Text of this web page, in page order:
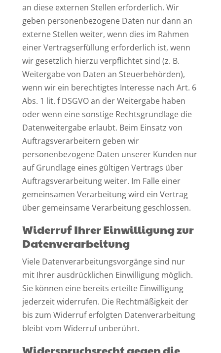
an diese externen Stellen erforderlich. Wir
geben personenbezogene Daten nur dann an
externe Stellen weiter, wenn dies im Rahmen
einer Vertragserfüllung erforderlich ist, wenn
wir gesetzlich hierzu verpflichtet sind (z. B.
Weitergabe von Daten an Steuerbehörden),
wenn wir ein berechtigtes Interesse nach Art. 6
Abs. 1 lit. f DSGVO an der Weitergabe haben
oder wenn eine sonstige Rechtsgrundlage die
Datenweitergabe erlaubt. Beim Einsatz von
Auftragsverarbeitern geben wir
personenbezogene Daten unserer Kunden nur
auf Grundlage eines gültigen Vertrags über
Auftragsverarbeitung weiter. Im Falle einer
gemeinsamen Verarbeitung wird ein Vertrag
über gemeinsame Verarbeitung geschlossen.
Widerruf Ihrer Einwilligung zur
Datenverarbeitung
Viele Datenverarbeitungsvorgänge sind nur
mit Ihrer ausdrücklichen Einwilligung möglich.
Sie können eine bereits erteilte Einwilligung
jederzeit widerrufen. Die Rechtmäßigkeit der
bis zum Widerruf erfolgten Datenverarbeitung
bleibt vom Widerruf unberührt.
Widerspruchsrecht gegen die